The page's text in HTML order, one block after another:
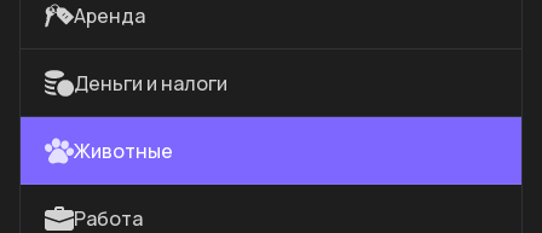
Аренда
Деньги и налоги
Животные
Работа